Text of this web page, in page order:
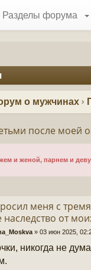
Разделы форума
о мужчинах
после моей
и женой, парнем и
меня с
наследство от
» 03 июн 2025,
никогда не